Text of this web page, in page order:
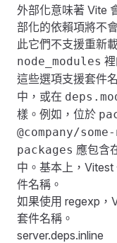
外部化意味著 Vite
部化的依賴項將不
此它們不支援重新
node_modules
這些選項支援套件
中，或在
樣。例如，位於
@company/some-
packages 應包含
中。基本上，
件名稱。
如果使用 regexp，
套件名稱。
server.deps.inline